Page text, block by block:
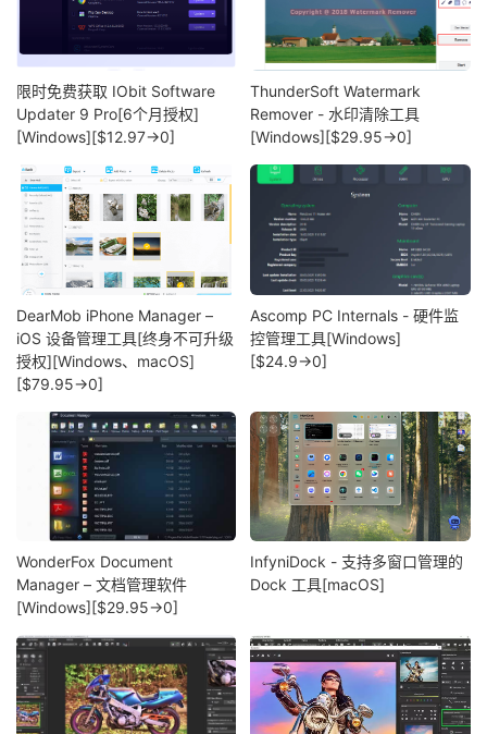
限时免费获取 IObit Software
Updater 9 Pro[6个月授权]
[Windows][$12.97→0]
ThunderSoft Watermark
Remover - 水印清除工具
[Windows][$29.95→0]
DearMob iPhone Manager –
iOS 设备管理工具[终身不可升级
授权][Windows、macOS]
[$79.95→0]
Ascomp PC Internals - 硬件监
控管理工具[Windows]
[$24.9→0]
WonderFox Document
Manager – 文档管理软件
[Windows][$29.95→0]
InfyniDock - 支持多窗口管理的
Dock 工具[macOS]